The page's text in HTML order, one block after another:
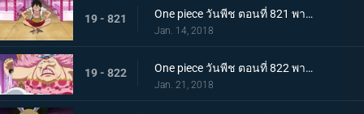
19 - 821 One piece วันพีช ตอนที่ 821 พากย์ไทย ชาโตว์โกลาหล ลูฟี่ ไปสถานที่นัดหมาย
Jan. 14, 2018
19 - 822 One piece วันพีช ตอนที่ 822 พากย์ไทย ตัดสินใจจากลา ซันจิกับข้าวกล่องหมวกฟาง
Jan. 21, 2018